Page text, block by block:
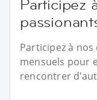
Participez
Participez à
mensuels pour
rencontrer